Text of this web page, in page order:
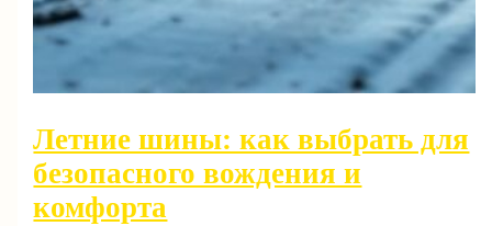
Летние шины: как выбрать для
безопасного вождения и
комфорта